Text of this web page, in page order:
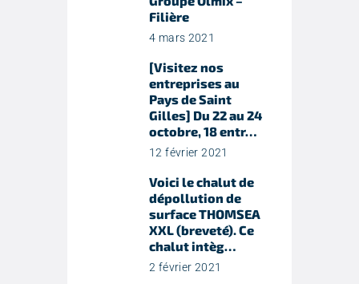
Filière
4 mars 2021
[Visitez nos
entreprises au
Pays de Saint
Gilles] Du 22 au 24
octobre, 18 entr…
12 février 2021
Voici le chalut de
dépollution de
surface THOMSEA
XXL (breveté). Ce
chalut intèg…
2 février 2021